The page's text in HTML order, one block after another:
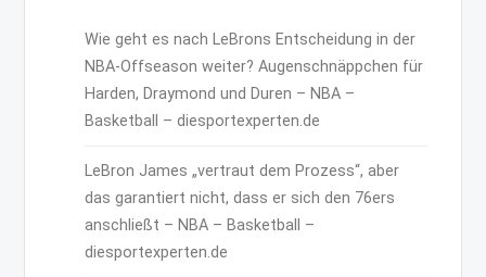
Wie geht es nach LeBrons Entscheidung in der
NBA-Offseason weiter? Augenschnäppchen für
Harden, Draymond und Duren – NBA –
Basketball – diesportexperten.de
LeBron James „vertraut dem Prozess“, aber
das garantiert nicht, dass er sich den 76ers
anschließt – NBA – Basketball –
diesportexperten.de